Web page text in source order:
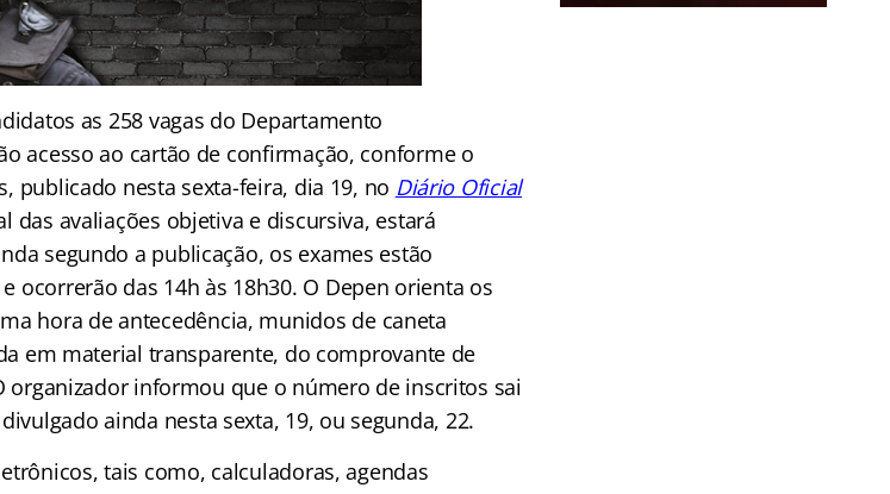
as 258 vagas do Departamento
acesso ao cartão de confirmação, conforme o
publicado nesta sexta-feira, dia 19, no Diário Oficial
das avaliações objetiva e discursiva, estará
segundo a publicação, os exames estão
ocorrerão das 14h às 18h30. O Depen orienta os
hora de antecedência, munidos de caneta
em material transparente, do comprovante de
organizador informou que o número de inscritos sai
ainda nesta sexta, 19, ou segunda, 22.
tais como, calculadoras, agendas